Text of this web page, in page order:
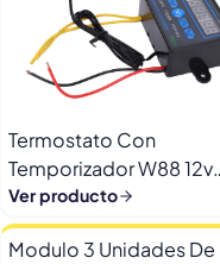
Termostato Con
Temporizador W88 12v
Automatico Frio Calor
Ver producto
Modulo 3 Unidades De